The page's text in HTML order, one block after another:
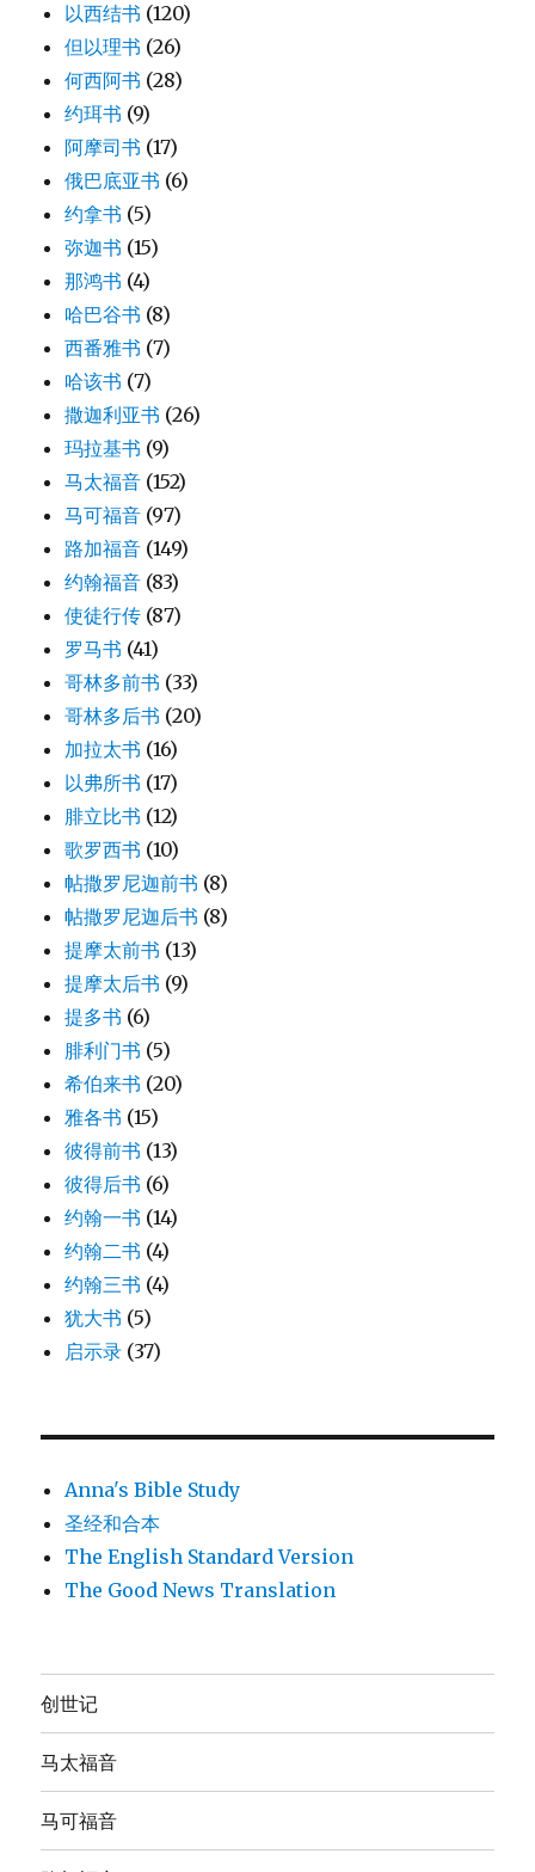
以西结书 (120)
但以理书 (26)
何西阿书 (28)
约珥书 (9)
阿摩司书 (17)
俄巴底亚书 (6)
约拿书 (5)
弥迦书 (15)
那鸿书 (4)
哈巴谷书 (8)
西番雅书 (7)
哈该书 (7)
撒迦利亚书 (26)
玛拉基书 (9)
马太福音 (152)
马可福音 (97)
路加福音 (149)
约翰福音 (83)
使徒行传 (87)
罗马书 (41)
哥林多前书 (33)
哥林多后书 (20)
加拉太书 (16)
以弗所书 (17)
腓立比书 (12)
歌罗西书 (10)
帖撒罗尼迦前书 (8)
帖撒罗尼迦后书 (8)
提摩太前书 (13)
提摩太后书 (9)
提多书 (6)
腓利门书 (5)
希伯来书 (20)
雅各书 (15)
彼得前书 (13)
彼得后书 (6)
约翰一书 (14)
约翰二书 (4)
约翰三书 (4)
犹大书 (5)
启示录 (37)
Anna's Bible Study
圣经和合本
The English Standard Version
The Good News Translation
创世记
马太福音
马可福音